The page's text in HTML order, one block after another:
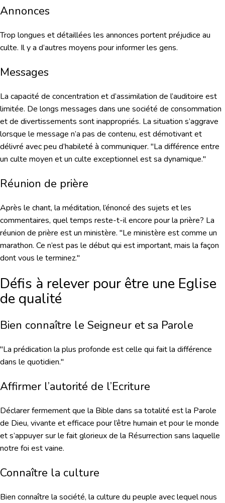
Annonces
Trop longues et détaillées les annonces portent préjudice au
culte. Il y a d’autres moyens pour informer les gens.
Messages
La capacité de concentration et d’assimilation de l’auditoire est
limitée. De longs messages dans une société de consommation
et de divertissements sont inappropriés. La situation s’aggrave
lorsque le message n’a pas de contenu, est démotivant et
délivré avec peu d’habileté à communiquer. "La différence entre
un culte moyen et un culte exceptionnel est sa dynamique."
Réunion de prière
Après le chant, la méditation, l’énoncé des sujets et les
commentaires, quel temps reste-t-il encore pour la prière? La
réunion de prière est un ministère. "Le ministère est comme un
marathon. Ce n’est pas le début qui est important, mais la façon
dont vous le terminez."
Défis à relever pour être une Eglise
de qualité
Bien connaître le Seigneur et sa Parole
"La prédication la plus profonde est celle qui fait la différence
dans le quotidien."
Affirmer l’autorité de l’Ecriture
Déclarer fermement que la Bible dans sa totalité est la Parole
de Dieu, vivante et efficace pour l’être humain et pour le monde
et s’appuyer sur le fait glorieux de la Résurrection sans laquelle
notre foi est vaine.
Connaître la culture
Bien connaître la société, la culture du peuple avec lequel nous